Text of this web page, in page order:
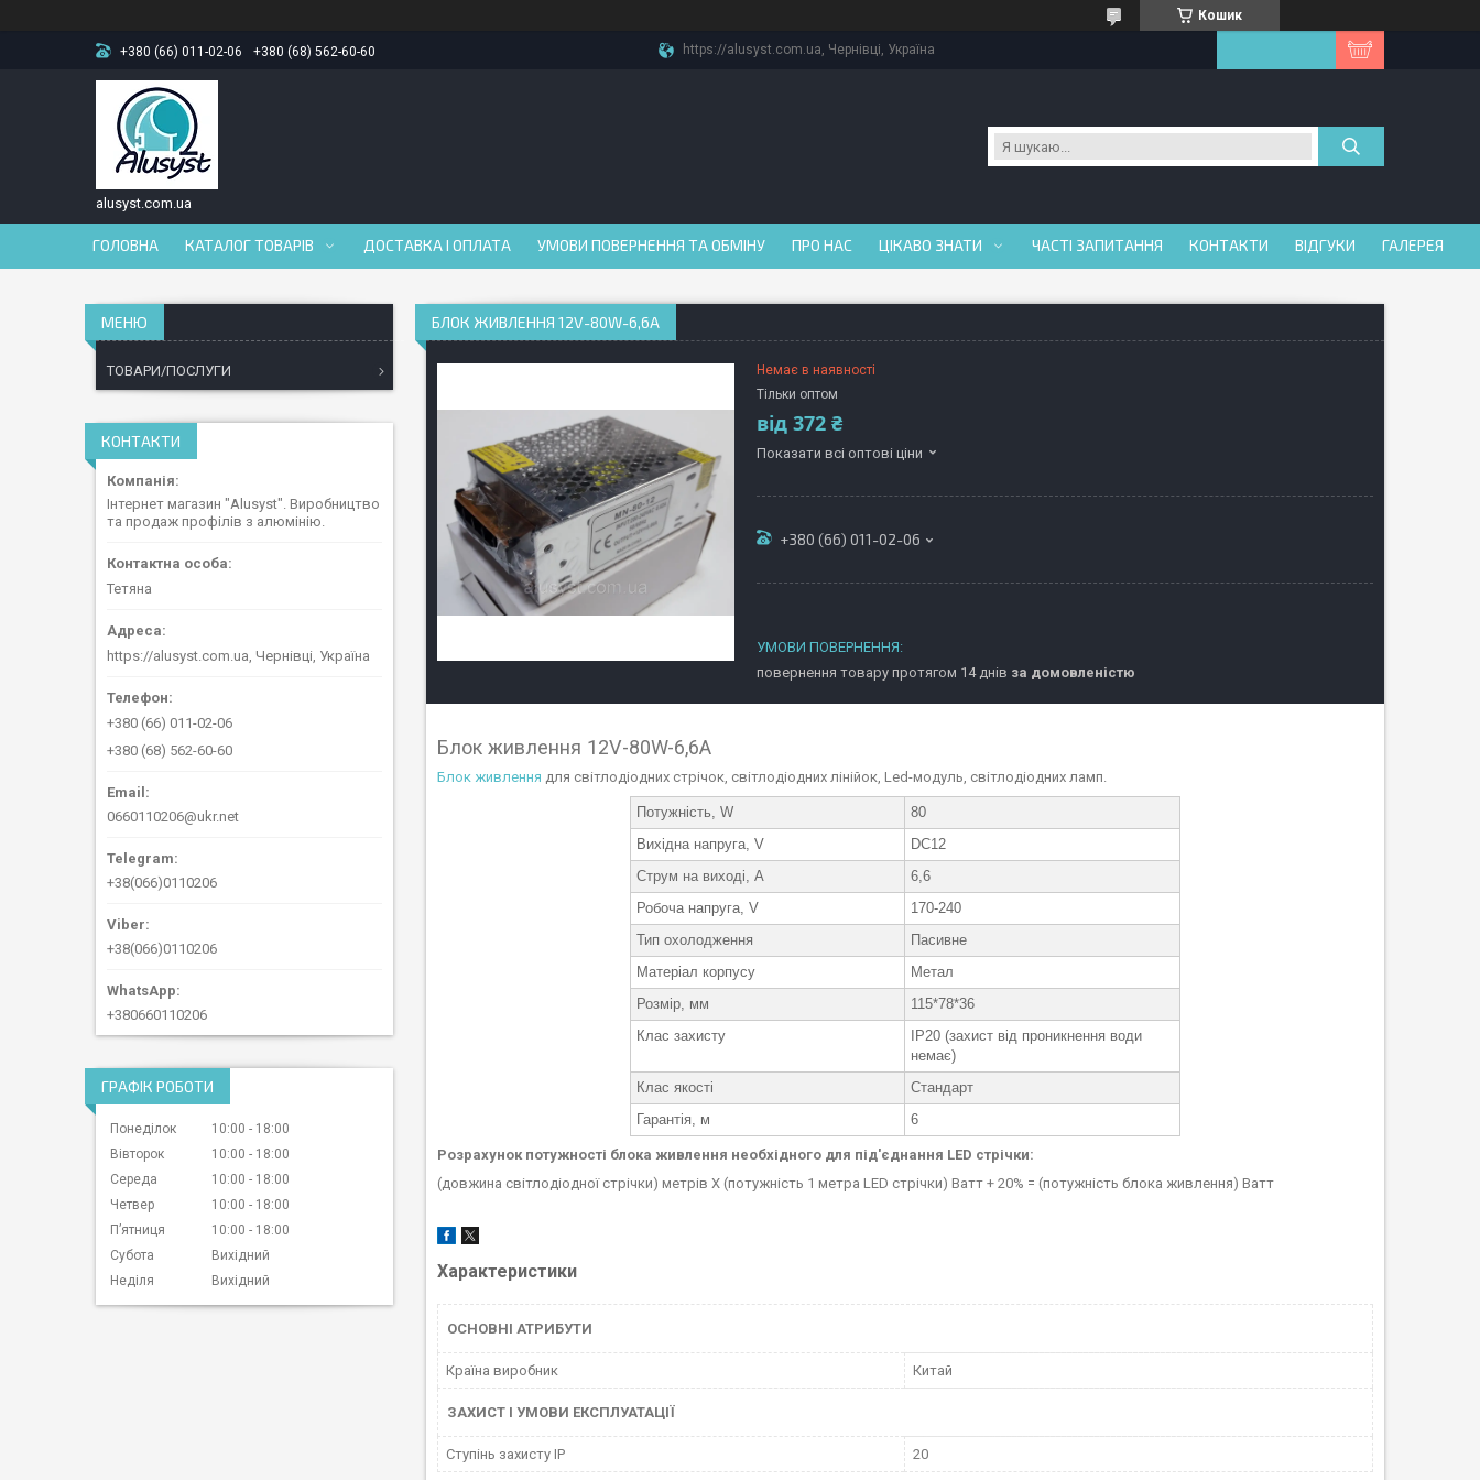
Кошик
+380 (66) 011-02-06 +380 (68) 562-60-60 https://alusyst.com.ua, Чернівці, Україна
alusyst.com.ua
ГОЛОВНА КАТАЛОГ ТОВАРІВ ДОСТАВКА І ОПЛАТА УМОВИ ПОВЕРНЕННЯ ТА ОБМІНУ ПРО НАС ЦІКАВО ЗНАТИ ЧАСТІ ЗАПИТАННЯ КОНТАКТИ ВІДГУКИ ГАЛЕРЕЯ
БЛОК ЖИВЛЕННЯ 12V-80W-6,6А
Немає в наявності
Тільки оптом
від 372 ₴
Показати всі оптові ціни
+380 (66) 011-02-06
повернення товару протягом 14 днів за домовленістю
Блок живлення 12V-80W-6,6А
Блок живлення для світлодіодних стрічок, світлодіодних лінійок, Led-модуль, світлодіодних ламп.
Потужність, W
80
Вихідна напруга, V
DC12
Струм на виході, А
6,6
Робоча напруга, V
170-240
Тип охолодження
Пасивне
Матеріал корпусу
Метал
Розмір, мм
115*78*36
Клас захисту
IP20 (захист від проникнення води
немає)
Клас якості
Стандарт
Гарантія, м
6
Розрахунок потужності блока живлення необхідного для під'єднання LED стрічки:
(довжина світлодіодної стрічки) метрів Х (потужність 1 метра LED стрічки) Ватт + 20% = (потужність блока живлення) Ватт
Характеристики
ОСНОВНІ АТРИБУТИ
Країна виробник Китай
ЗАХИСТ І УМОВИ ЕКСПЛУАТАЦІЇ
Ступінь захисту IP 20
ТОВАРИ/ПОСЛУГИ
КОНТАКТИ
Інтернет магазин "Alusyst". Виробництво
та продаж профілів з алюмінію.
Тетяна
https://alusyst.com.ua, Чернівці, Україна
+380 (66) 011-02-06
+380 (68) 562-60-60
0660110206@ukr.net
+38(066)0110206
+38(066)0110206
+380660110206
ГРАФІК РОБОТИ
Понеділок 10:00
18:00
Вівторок
10:00
18:00
Середа
10:00
18:00
Четвер
10:00
18:00
Пʼятниця
10:00
18:00
Субота
Вихідний
Неділя
Вихідний